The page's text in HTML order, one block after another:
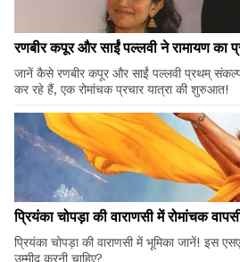
रणबीर कपूर और साईं पल्लवी ने रामायण का
जानें कैसे रणबीर कपूर और साईं पल्लवी प्रथम् संकल्प
कर रहे हैं, एक रोमांचक प्रचार यात्रा की शुरुआत!
प्रियंका चोपड़ा की वाराणसी में रोमांचक
प्रियंका चोपड़ा की वाराणसी में भूमिका जानें! इस
उम्मीद करनी चाहिए?